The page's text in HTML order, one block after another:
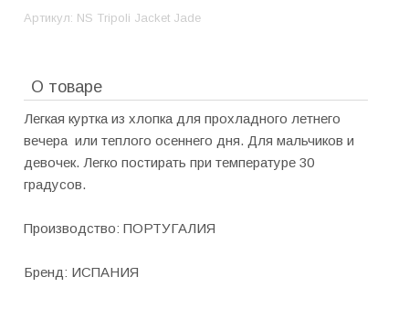
Артикул: NS Tripoli Jacket Jade
О товаре
Легкая куртка из хлопка для прохладного летнего
вечера или теплого осеннего дня. Для мальчиков и
девочек. Легко постирать при температуре 30
градусов.
Производство: ПОРТУГАЛИЯ
Бренд: ИСПАНИЯ